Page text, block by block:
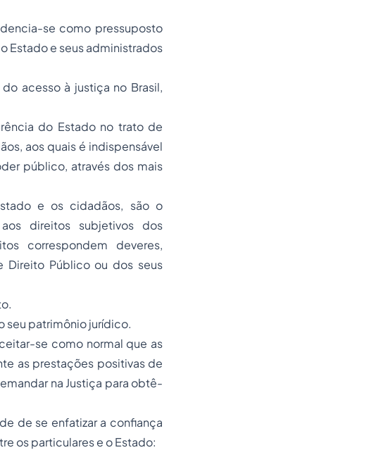
se como pressuposto
Estado e seus administrados
do acesso à justiça no Brasil,
do Estado no trato de
aos quais é indispensável
público, através dos mais
e os cidadãos, são o
direitos subjetivos dos
correspondem deveres,
Direito Público ou dos seus
seu patrimônio jurídico.
se como normal que as
as prestações positivas de
na Justiça para obtê-
de se enfatizar a confiança
os particulares e o Estado: